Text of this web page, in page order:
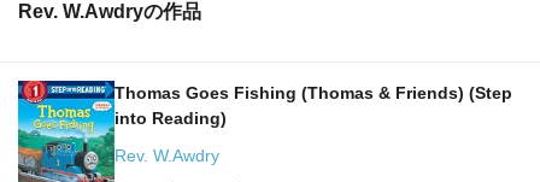
Rev. W.Awdryの作品
Thomas Goes Fishing (Thomas & Friends) (Step
into Reading)
Rev. W.Awdry